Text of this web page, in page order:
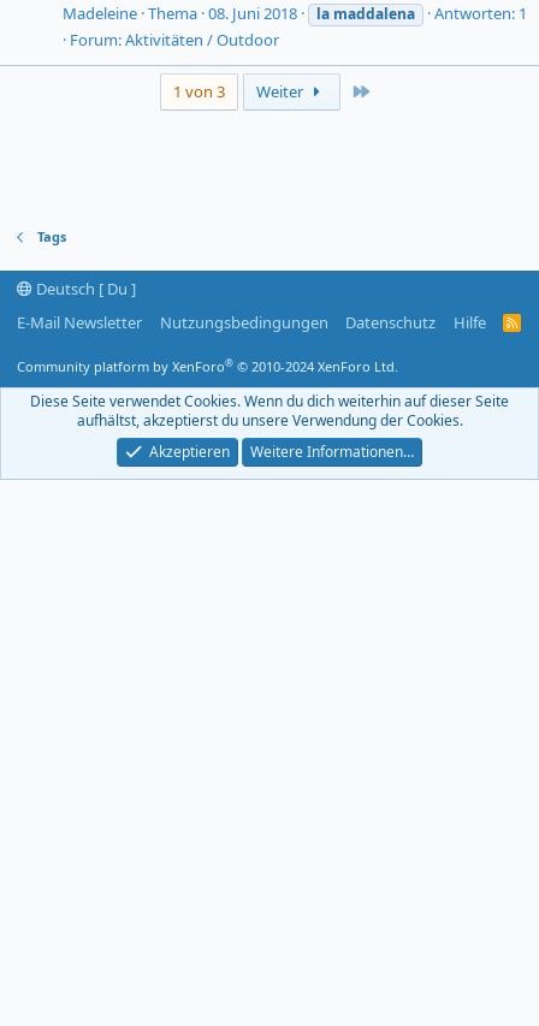
Madeleine Thema 08. Juni 2018 la maddalena
Antworten: 1
Forum:Aktivitäten / Outdoor
1 von 3 Weiter
Tags
Deutsch [ Du ]
E-Mail Newsletter
Nutzungsbedingungen Datenschutz Hilfe
R
F
Community platform by XenForo® © 2010-2024 XenForo Ltd.
Diese Seite verwendet Cookies. Wenn du dich weiterhin auf dieser Seite
aufhältst, akzeptierst du unsere Verwendung der Cookies.
Akzeptieren
Weitere Informationen…